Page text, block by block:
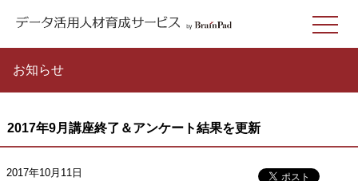
お知らせ
2017年9月講座終了＆アンケート結果を更新
2017年10月11日